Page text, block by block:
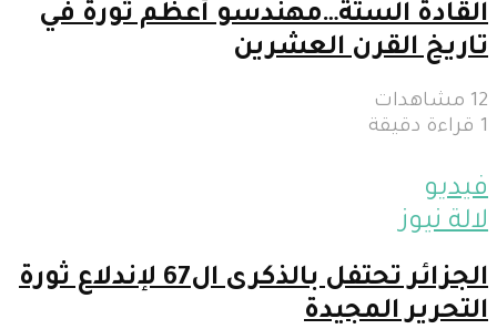
القادة الستة…مهندسو أعظم ثورة في
تاريخ القرن العشرين
12 مشاهدات
1 قراءة دقيقة
فيديو
لالة نيوز
الجزائر تحتفل بالذكرى ال67 لإندلاع ثورة
التحرير المجيدة